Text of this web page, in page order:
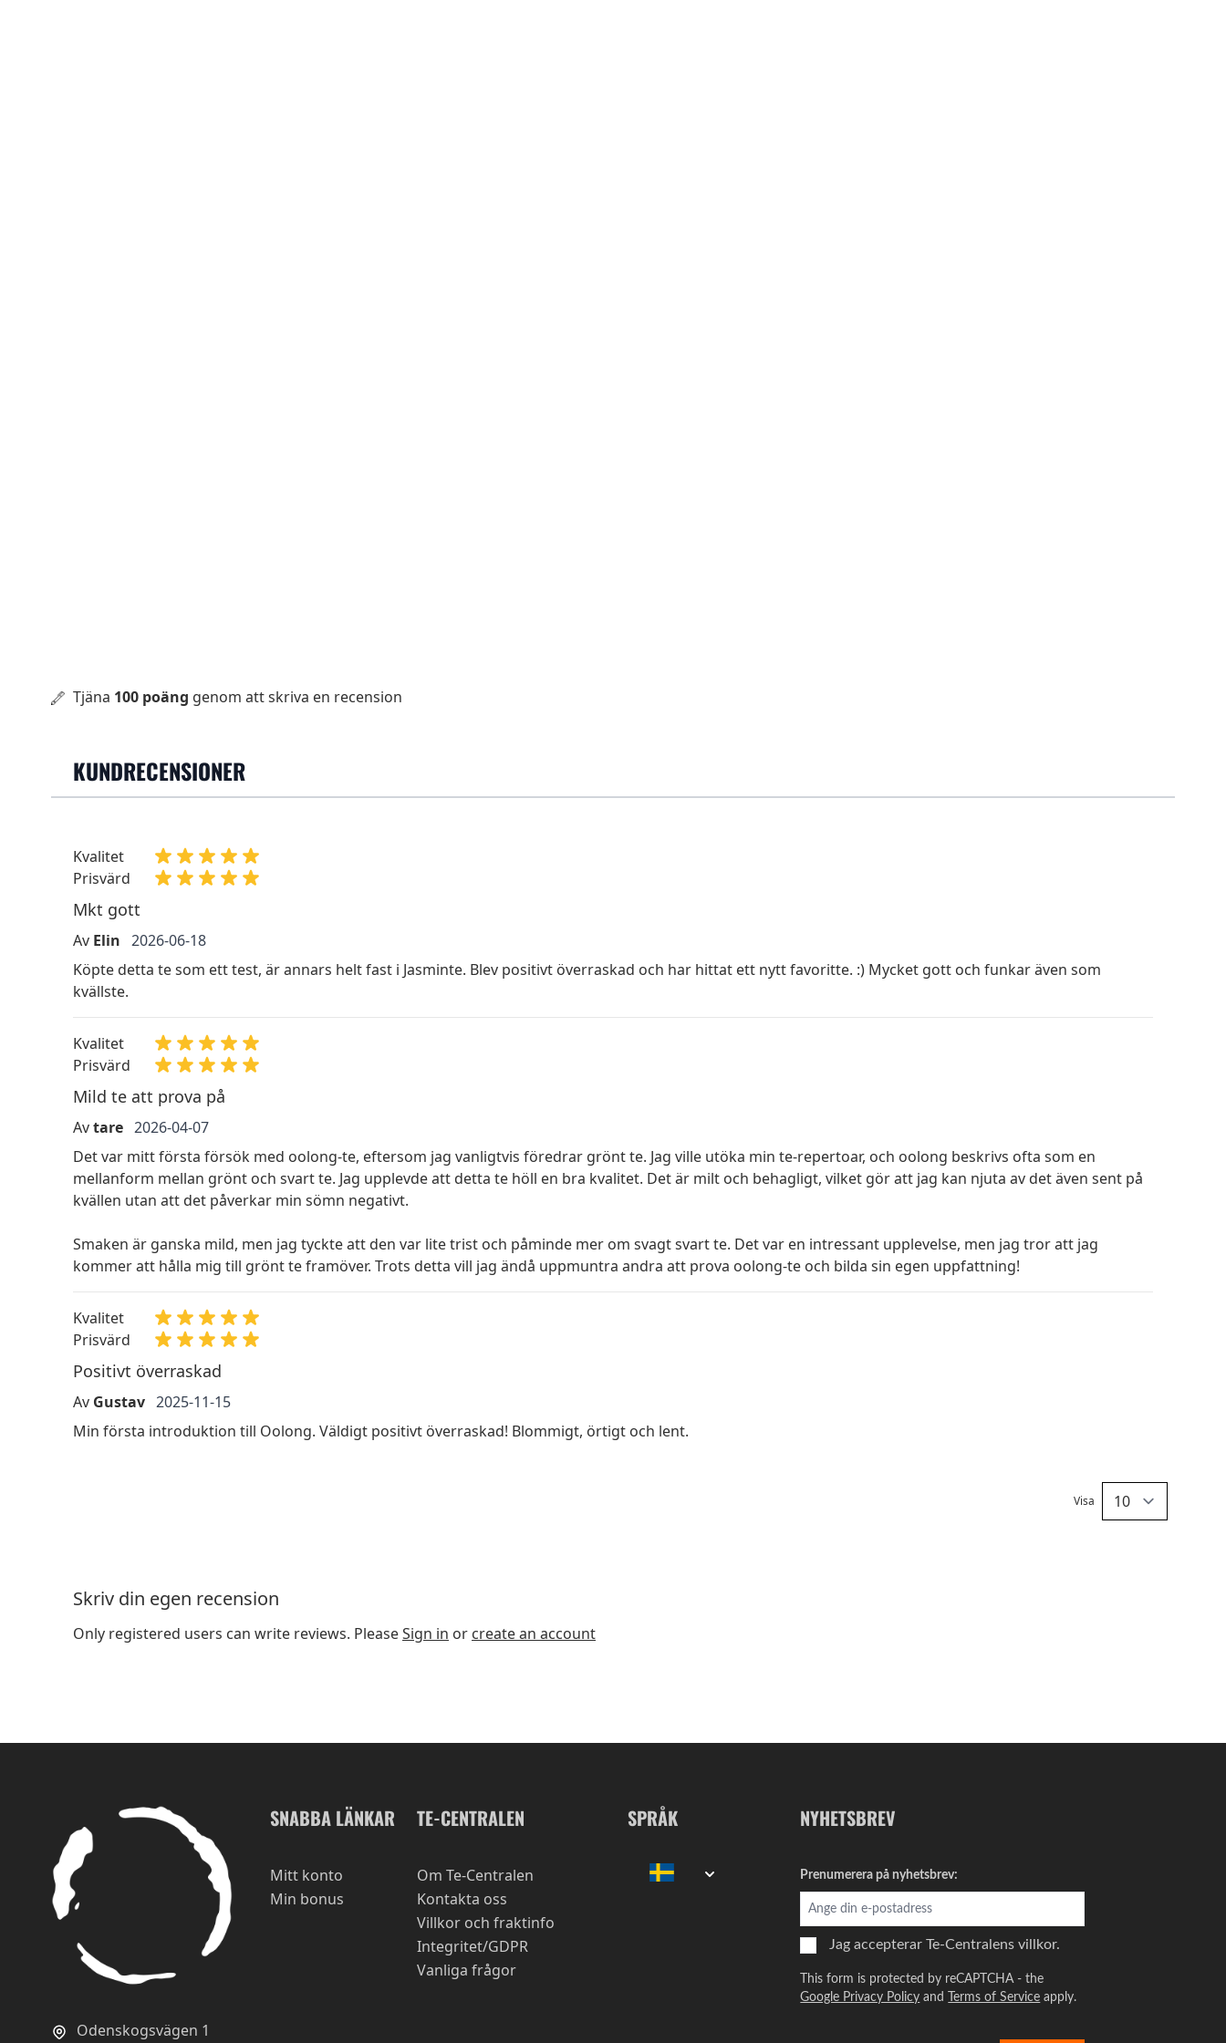
Tjäna 100 poäng genom att skriva en recension
KUNDRECENSIONER
Kvalitet
Prisvärd
Mkt gott
Av Elin 2026-06-18
Köpte detta te som ett test, är annars helt fast i Jasminte. Blev positivt överraskad och har hittat ett nytt favoritte. :) Mycket gott och funkar även som
kvällste.
Kvalitet
Prisvärd
Mild te att prova på
Avtare 2026-04-07
Det var mitt första försök med oolong-te, eftersom jag vanligtvis föredrar grönt te. Jag ville utöka min te-repertoar, och oolong beskrivs ofta som en
mellanform mellan grönt och svart te. Jag upplevde att detta te höll en bra kvalitet. Det är milt och behagligt, vilket gör att jag kan njuta av det även sent på
kvällen utan att det påverkar min sömn negativt.
Smaken är ganska mild, men jag tyckte att den var lite trist och påminde mer om svagt svart te. Det var en intressant upplevelse, men jag tror att jag
kommer att hålla mig till grönt te framöver. Trots detta vill jag ändå uppmuntra andra att prova oolong-te och bilda sin egen uppfattning!
Kvalitet
Prisvärd
Positivt överraskad
Av Gustav 2025-11-15
Min första introduktion till Oolong. Väldigt positivt överraskad! Blommigt, örtigt och lent.
Visa
Skriv din egen recension
Only registered users can write reviews. PleaseSign in or create an account
Odenskogsvägen 1
SNABBA LÄNKAR
Mitt konto
Min bonus
TE-CENTRALEN
Om Te-Centralen
Kontakta oss
Villkor och fraktinfo
Integritet/GDPR
Vanliga frågor
SPRÅK NYHETSBREV
Prenumerera på nyhetsbrev:
Jag accepterar Te-Centralens villkor.
This form is protected by reCAPTCHA - the
Google Privacy Policy and Terms of Service apply.